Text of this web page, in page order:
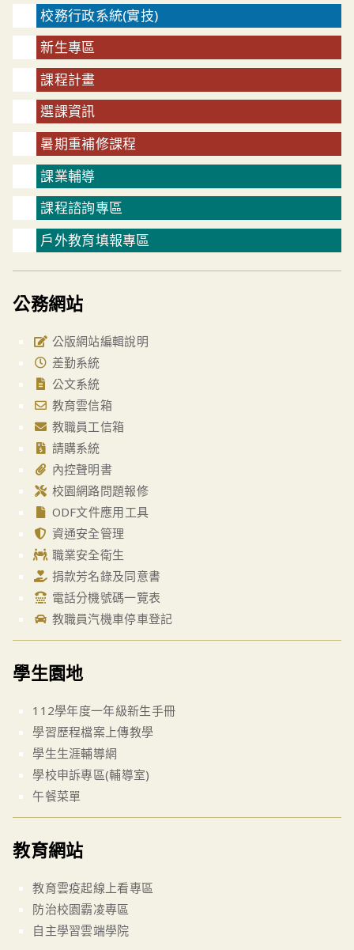
校務行政系統(實技)
新生專區
課程計畫
選課資訊
暑期重補修課程
課業輔導
課程諮詢專區
戶外教育填報專區
公務網站
公版網站編輯說明
差勤系統
公文系統
教育雲信箱
教職員工信箱
請購系統
內控聲明書
校園網路問題報修
ODF文件應用工具
資通安全管理
職業安全衛生
捐款芳名錄及同意書
電話分機號碼一覽表
教職員汽機車停車登記
學生園地
112學年度一年級新生手冊
學習歷程檔案上傳教學
學生生涯輔導網
學校申訴專區(輔導室)
午餐菜單
教育網站
教育雲疫起線上看專區
防治校園霸凌專區
自主學習雲端學院